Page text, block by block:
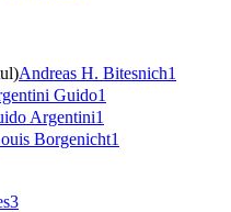
Andreas H. Bitesnich1
Guido1
Argentini1
Borgenicht1
3